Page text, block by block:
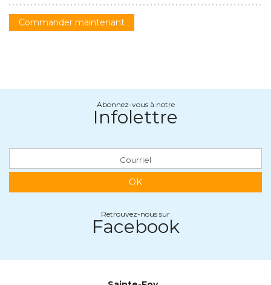
Commander maintenant
Abonnez-vous à notre
Infolettre
OK
Retrouvez-nous sur
Facebook